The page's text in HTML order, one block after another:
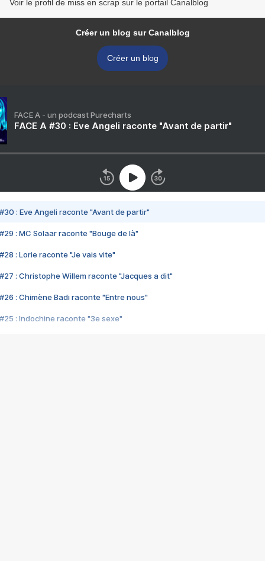
Voir le profil de miss en scrap sur le portail Canalblog
Créer un blog sur Canalblog
Créer un blog
FACE A - un podcast Purecharts
FACE A #30 : Eve Angeli raconte "Avant de partir"
#30 : Eve Angeli raconte "Avant de partir"
#29 : MC Solaar raconte "Bouge de là"
#28 : Lorie raconte "Je vais vite"
#27 : Christophe Willem raconte "Jacques a dit"
#26 : Chimène Badi raconte "Entre nous"
#25 : Indochine raconte "3e sexe"